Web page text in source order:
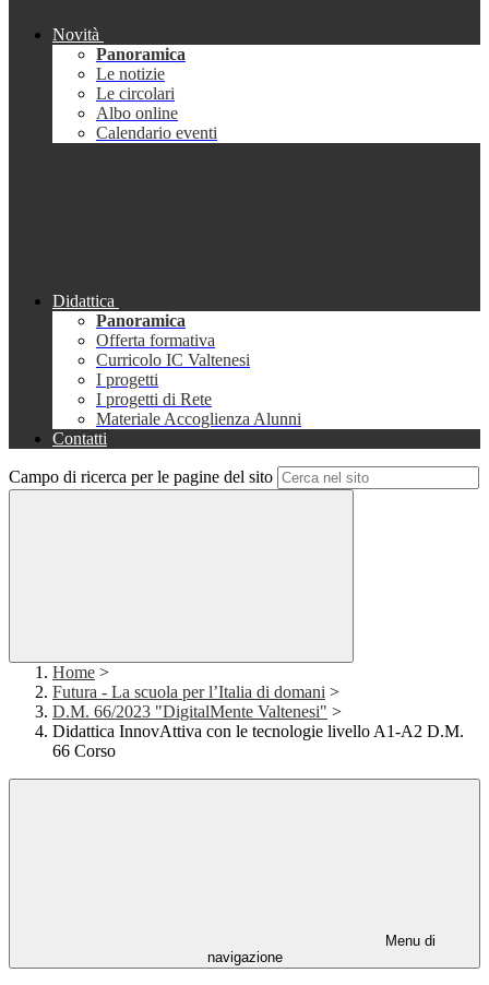
Novità
Panoramica
Le notizie
Le circolari
Albo online
Calendario eventi
Didattica
Panoramica
Offerta formativa
Curricolo IC Valtenesi
I progetti
I progetti di Rete
Materiale Accoglienza Alunni
Contatti
Campo di ricerca per le pagine del sito
Home >
Futura - La scuola per l’Italia di domani >
D.M. 66/2023 "DigitalMente Valtenesi" >
Didattica InnovAttiva con le tecnologie livello A1-A2 D.M.
66 Corso
Menu di
navigazione